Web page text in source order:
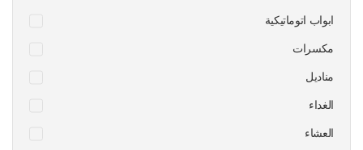
ابواب اتوماتيكية
مكسرات
مناديل
الغداء
العشاء